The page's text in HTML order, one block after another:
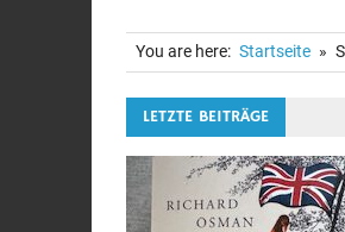
You are here: Startseite
LETZTE BEITRÄGE